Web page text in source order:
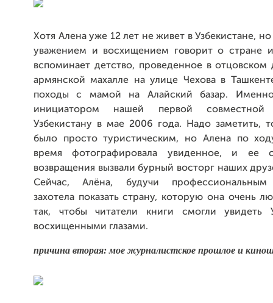
Хотя Алена уже 12 лет не живет в Узбекистане,
уважением и восхищением говорит о стране
вспоминает детство, проведенное в
армянской махалле на улице Чехова в
походы с мамой на Алайский базар.
инициатором нашей первой
Узбекистану в мае 2006 года. Надо заметить,
было просто туристическим, но Алена по
время фотографировала увиденное, и ее
возвращения вызвали бурный восторг наших
Сейчас, Алёна, будучи профессиональным
захотела показать страну, которую она очень
так, чтобы читатели книги смогли увидеть
восхищенными глазами.
причина вторая: мое журналистское прошлое и